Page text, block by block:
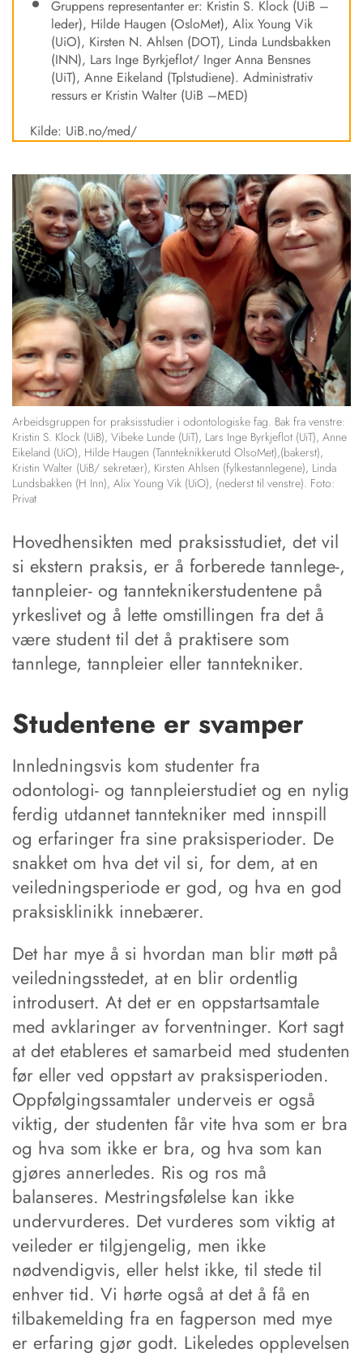
Gruppens representanter er: Kristin S. Klock (UiB –
leder), Hilde Haugen (OsloMet), Alix Young Vik
(UiO), Kirsten N. Ahlsen (DOT), Linda Lundsbakken
(INN), Lars Inge Byrkjeflot/ Inger Anna Bensnes
(UiT), Anne Eikeland (Tplstudiene). Administrativ
ressurs er Kristin Walter (UiB –MED)
Kilde: UiB.no/med/
Arbeidsgruppen for praksisstudier i odontologiske fag. Bak fra venstre:
Kristin S. Klock (UiB), Vibeke Lunde (UiT), Lars Inge Byrkjeflot (UiT), Anne
Eikeland (UiO), Hilde Haugen (Tannteknikkerutd OlsoMet),(bakerst),
Kristin Walter (UiB/ sekretær), Kirsten Ahlsen (fylkestannlegene), Linda
Lundsbakken (H Inn), Alix Young Vik (UiO), (nederst til venstre). Foto:
Privat
Hovedhensikten med praksisstudiet, det vil
si ekstern praksis, er å forberede tannlege-,
tannpleier- og tannteknikerstudentene på
yrkeslivet og å lette omstillingen fra det å
være student til det å praktisere som
tannlege, tannpleier eller tanntekniker.
Studentene er svamper
Innledningsvis kom studenter fra
odontologi- og tannpleierstudiet og en nylig
ferdig utdannet tanntekniker med innspill
og erfaringer fra sine praksisperioder. De
snakket om hva det vil si, for dem, at en
veiledningsperiode er god, og hva en god
praksisklinikk innebærer.
Det har mye å si hvordan man blir møtt på
veiledningsstedet, at en blir ordentlig
introdusert. At det er en oppstartsamtale
med avklaringer av forventninger. Kort sagt
at det etableres et samarbeid med studenten
før eller ved oppstart av praksisperioden.
Oppfølgingssamtaler underveis er også
viktig, der studenten får vite hva som er bra
og hva som ikke er bra, og hva som kan
gjøres annerledes. Ris og ros må
balanseres. Mestringsfølelse kan ikke
undervurderes. Det vurderes som viktig at
veileder er tilgjengelig, men ikke
nødvendigvis, eller helst ikke, til stede til
enhver tid. Vi hørte også at det å få en
tilbakemelding fra en fagperson med mye
er erfaring gjør godt. Likeledes opplevelsen